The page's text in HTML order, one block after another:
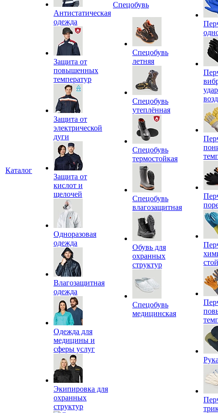
Каталог
Антистатическая
одежда
Защита от
повышенных
температур
Защита от
электрической
дуги
Защита от
кислот и
щелочей
Одноразовая
одежда
Влагозащитная
одежда
Одежда для
медицины и
сферы услуг
Экипировка для
охранных
структур
Спецобувь
Спецобувь
летняя
Спецобувь
утеплённая
Спецобувь
термостойкая
Спецобувь
влагозащитная
Обувь для
охранных
структур
Спецобувь
медицинская